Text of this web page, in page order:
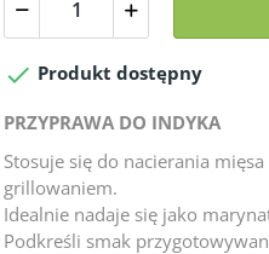
 Produkt dostępny
PRZYPRAWA DO INDYKA
Stosuje się do nacierania
grillowaniem.
Idealnie nadaje się jako
Podkreśli smak